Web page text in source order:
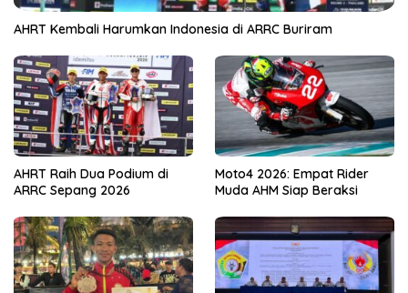
AHRT Kembali Harumkan Indonesia di ARRC Buriram
AHRT Raih Dua Podium di
ARRC Sepang 2026
Moto4 2026: Empat Rider
Muda AHM Siap Beraksi